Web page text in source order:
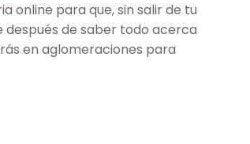
online para que, sin salir de tu
después de saber todo acerca
en aglomeraciones para